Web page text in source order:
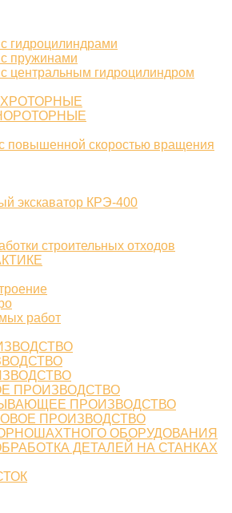
гидроцилиндрами
пружинами
центральным гидроцилиндром
повышенной скоростью вращения
экскаватор КРЭ-400
строительных отходов
работ
ПРОИЗВОДСТВО
ПРОИЗВОДСТВО
ПРОИЗВОДСТВО
ОБОРУДОВАНИЯ
ДЕТАЛЕЙ НА СТАНКАХ